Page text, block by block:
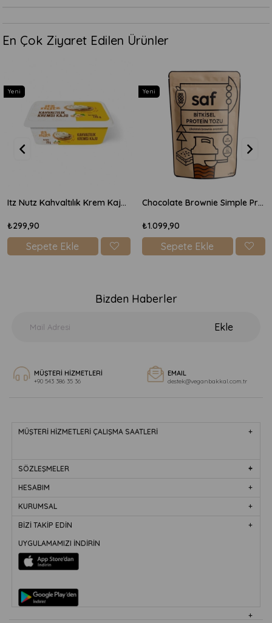
En Çok Ziyaret Edilen Ürünler
Itz Nutz Kahvaltılık Krem Kaju Peyniri 170gr
₺299,90
Sepete Ekle
Yeni
Chocolate Brownie Simple Protein Mix 600gr
₺1.099,90
Sepete Ekle
Yeni
Bizden Haberler
Ekle
MÜŞTERİ HİZMETLERİ
+90 543 386 35 36
EMAIL
destek@veganbakkal.com.tr
MÜŞTERİ HİZMETLERİ ÇALIŞMA SAATLERİ
SÖZLEŞMELER
HESABIM
KURUMSAL
BİZİ TAKİP EDİN
UYGULAMAMIZI İNDİRİN